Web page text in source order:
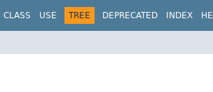
CLASS USE TREE DEPRECATED INDEX